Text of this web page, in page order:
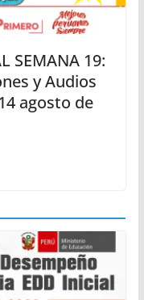
SEMANA 19:
y Audios
agosto de